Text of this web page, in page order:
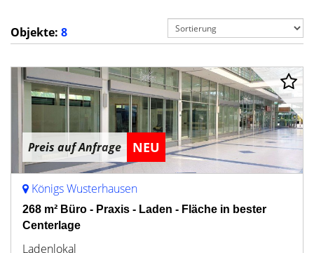
Objekte: 8
Preis auf Anfrage NEU
Königs Wusterhausen
268 m² Büro - Praxis - Laden - Fläche in bester
Centerlage
Ladenlokal